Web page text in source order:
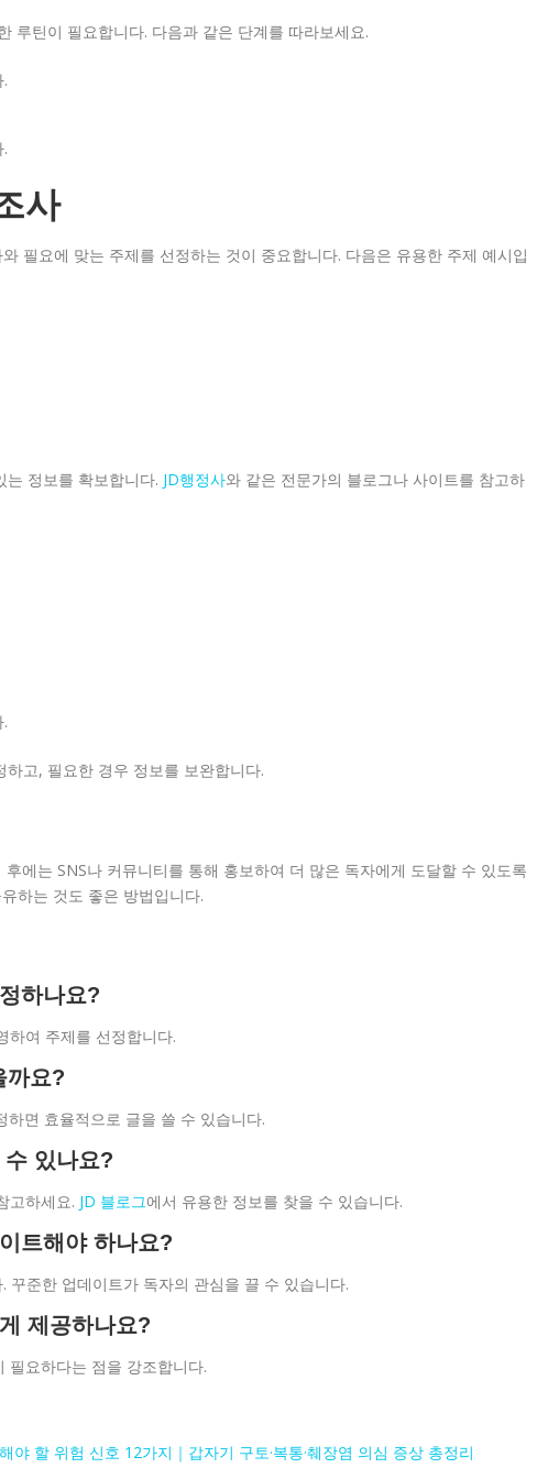
루틴이 필요합니다. 다음과 같은 단계를 따라보세요.
사
필요에 맞는 주제를 선정하는 것이 중요합니다. 다음은 유용한 주제 예시입
정보를 확보합니다. JD행정사와 같은 전문가의 블로그나 사이트를 참고하
고, 필요한 경우 정보를 보완합니다.
에는 SNS나 커뮤니티를 통해 홍보하여 더 많은 독자에게 도달할 수 있도록
하는 것도 좋은 방법입니다.
하나요?
하여 주제를 선정합니다.
까요?
면 효율적으로 글을 쓸 수 있습니다.
있나요?
고하세요. JD 블로그에서 유용한 정보를 찾을 수 있습니다.
트해야 하나요?
준한 업데이트가 독자의 관심을 끌 수 있습니다.
제공하나요?
필요하다는 점을 강조합니다.
야 할 위험 신호 12가지｜갑자기 구토·복통·췌장염 의심 증상 총정리